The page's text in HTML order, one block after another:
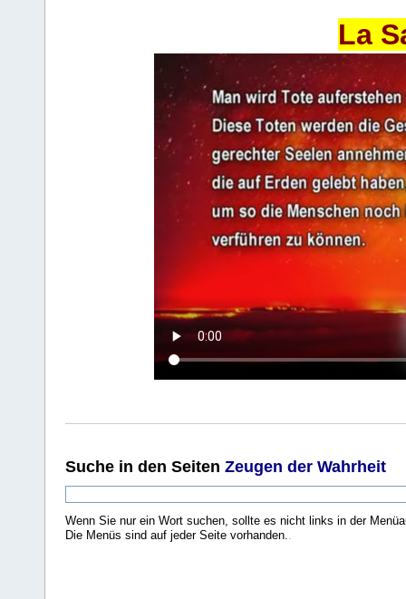
La
Suche in den Seiten Zeugen der Wahrheit
Wenn Sie nur ein Wort suchen, sollte es nicht links in der
Die Menüs sind auf jeder Seite vorhanden..